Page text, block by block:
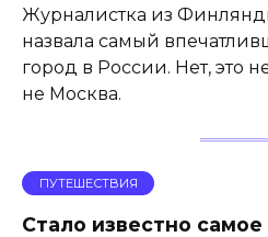
Журналистка из
назвала самый
город в России. Нет, это
не Москва.
ПУТЕШЕСТВИЯ
Стало известно самое